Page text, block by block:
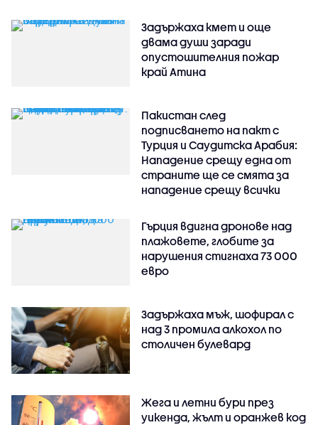
Задържаха кмет и още
двама души заради
опустошителния пожар
край Атина
Пакистан след
подписването на пакт с
Турция и Саудитска Арабия:
Нападение срещу една от
страните ще се смята за
нападение срещу всички
Гърция вдигна дронове над
плажовете, глобите за
нарушения стигнаха 73 000
евро
Задържаха мъж, шофирал с
над 3 промила алкохол по
столичен булевард
Жега и летни бури през
уикенда, жълт и оранжев код